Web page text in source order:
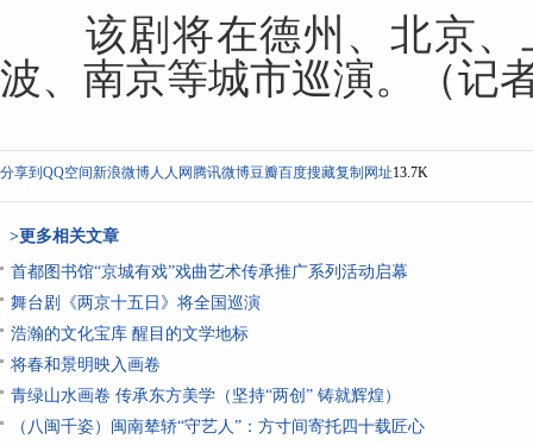
该剧将在德州、北京、
波、南京等城市巡演。（记
分享到 QQ空间新浪微博人人网 腾讯微博豆瓣百度搜藏复制网址13.7K
>更多相关文章
首都图书馆“京城有戏”戏曲艺术传承推广系列活动启幕
舞台剧《两京十五日》将全国巡演
浩瀚的文化宝库 醒目的文学地标
将春和景明映入画卷
青绿山水画卷 传承东方美学（坚持“两创” 铸就辉煌）
（八闽千姿）闽南辇轿“守艺人”：方寸间寄托四十载匠心